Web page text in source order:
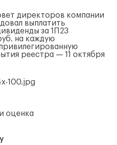
директоров компании
выплатить
за 1П23
на каждую
реестра — 11 октября
оценка